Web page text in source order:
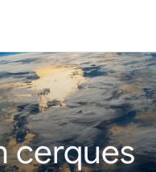
cerques